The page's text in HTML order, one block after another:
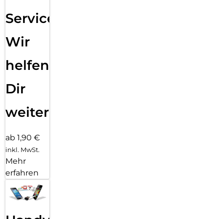
Service:
Wir
helfen
Dir
weiter
ab 1,90 €
inkl. MwSt.
Mehr
erfahren